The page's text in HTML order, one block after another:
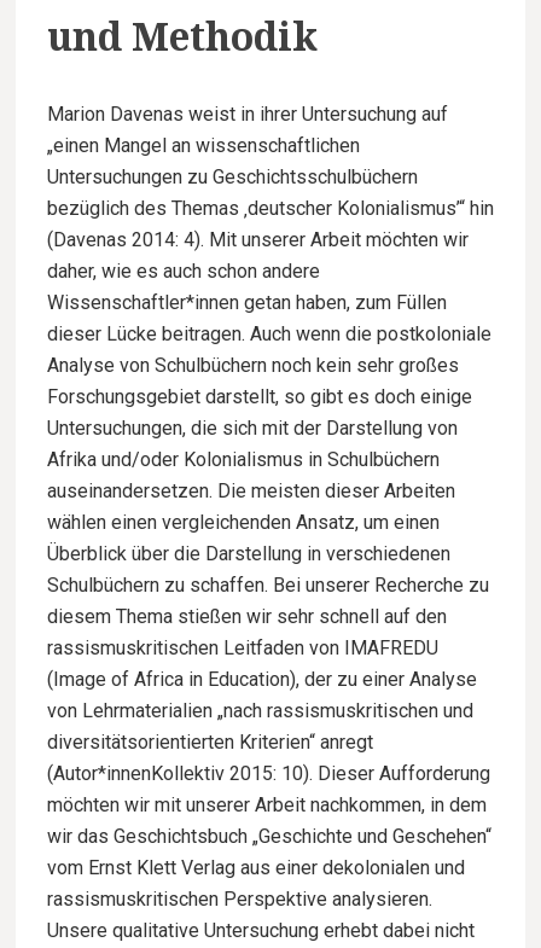
und Methodik
Marion Davenas weist in ihrer Untersuchung auf
„einen Mangel an wissenschaftlichen
Untersuchungen zu Geschichtsschulbüchern
bezüglich des Themas ‚deutscher Kolonialismus’“ hin
(Davenas 2014: 4). Mit unserer Arbeit möchten wir
daher, wie es auch schon andere
Wissenschaftler*innen getan haben, zum Füllen
dieser Lücke beitragen. Auch wenn die postkoloniale
Analyse von Schulbüchern noch kein sehr großes
Forschungsgebiet darstellt, so gibt es doch einige
Untersuchungen, die sich mit der Darstellung von
Afrika und/oder Kolonialismus in Schulbüchern
auseinandersetzen. Die meisten dieser Arbeiten
wählen einen vergleichenden Ansatz, um einen
Überblick über die Darstellung in verschiedenen
Schulbüchern zu schaffen. Bei unserer Recherche zu
diesem Thema stießen wir sehr schnell auf den
rassismuskritischen Leitfaden von IMAFREDU
(Image of Africa in Education), der zu einer Analyse
von Lehrmaterialien „nach rassismuskritischen und
diversitätsorientierten Kriterien“ anregt
(Autor*innenKollektiv 2015: 10). Dieser Aufforderung
möchten wir mit unserer Arbeit nachkommen, in dem
wir das Geschichtsbuch „Geschichte und Geschehen“
vom Ernst Klett Verlag aus einer dekolonialen und
rassismuskritischen Perspektive analysieren.
Unsere qualitative Untersuchung erhebt dabei nicht